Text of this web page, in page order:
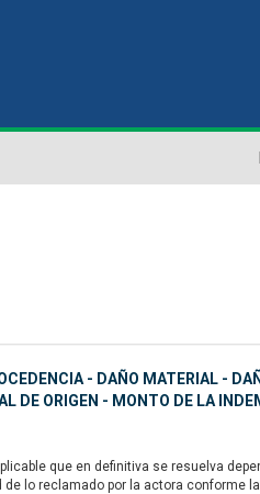
- DAÑO MATERIAL -
DE ORIGEN - MONTO DE LA
que en definitiva se resuelva
lo reclamado por la actora conforme